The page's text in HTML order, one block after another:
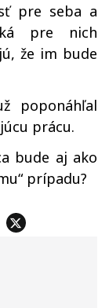
pre seba a
pre nich
že im bude
poponáhľal
prácu.
bude aj ako
prípadu?